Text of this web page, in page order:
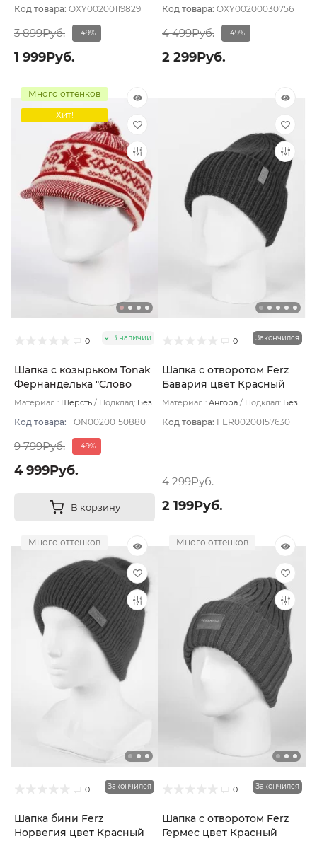
Код товара: OXY00200119829
3 899Руб. -49%
1 999Руб.
Код товара: OXY00200030756
4 499Руб. -49%
2 299Руб.
Много оттенков
Хит!
0 В наличии
Шапка с козырьком Tonak
Фернанделька "Слово
пацана" цвет красный/бел
Материал : Шерсть Подклад: Без
Код товара: TON00200150880
9 799Руб. -49%
4 999Руб.
В корзину
0 Закончился
Шапка с отворотом Ferz
Бавария цвет Красный
Материал : Ангора Подклад: Без
Код товара: FER00200157630
4 299Руб.
2 199Руб.
Много оттенков
0 Закончился
Шапка бини Ferz
Норвегия цвет Красный
Много оттенков
0 Закончился
Шапка с отворотом Ferz
Гермес цвет Красный